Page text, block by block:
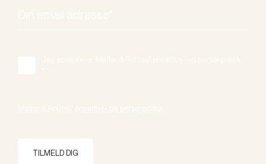
TILMELD DIG